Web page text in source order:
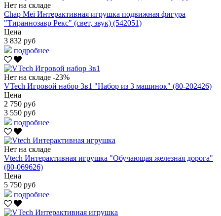
Нет на складе
Chap Mei Интерактивная игрушка подвижная фигура
"Тираннозавр Рекс" (свет, звук) (542051)
Цена
3 832 руб
подробнее
Нет на складе -23%
VTech Игровой набор 3в1 "Набор из 3 машинок" (80-202426)
Цена
2 750 руб
3 550 руб
подробнее
Нет на складе
Vtech Интерактивная игрушка "Обучающая железная дорога"
(80-069626)
Цена
5 750 руб
подробнее